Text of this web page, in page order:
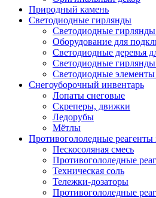
Природный камень
Светодиодные гирлянды
Светодиодные
Оборудование для
Светодиодные деревья
Светодиодные
Светодиодные
Снегоуборочный инвентарь
Лопаты снеговые
Скреперы, движки
Ледорубы
Мётлы
Противогололедные реагенты
Пескосоляная смесь
Противогололедные
Техническая соль
Тележки-дозаторы
Противогололедные